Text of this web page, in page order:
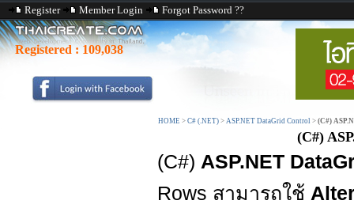
Register Member Login Forgot Password ??
Registered : 109,038
HOME > C# (.NET) > ASP.NET DataGrid Control > (C#)
(C#)
(C#) ASP.NET
Rows สามารถใช้